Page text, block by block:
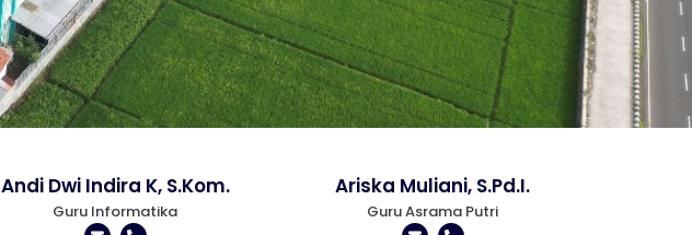
Andi Dwi Indira K, S.Kom.
Guru Informatika
Ariska Muliani, S.Pd.I.
Guru Asrama Putri